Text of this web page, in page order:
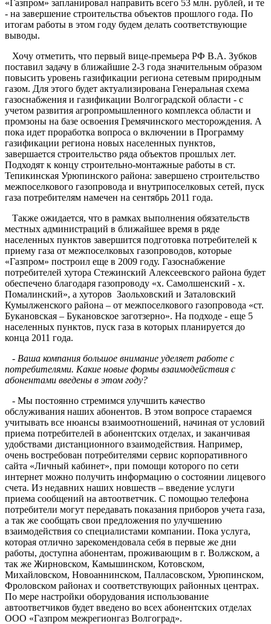
«Газпром» запланировал направить всего 53 млн. рублей, и те
- на завершение строительства объектов прошлого года. По
итогам работы в этом году будем делать соответствующие
выводы.
Хочу отметить, что первый вице-премьера РФ В.А. Зубков
поставил задачу в ближайшие 2-3 года значительным образом
повысить уровень газификации региона сетевым природным
газом. Для этого будет актуализирована Генеральная схема
газоснабжения и газификации Волгоградской области - с
учетом развития агропромышленного комплекса области и
промзоны на базе освоения Гремячинского месторождения. А
пока идет проработка вопроса о включении в Программу
газификации региона новых населенных пунктов,
завершается строительство ряда объектов прошлых лет.
Подходят к концу строительно-монтажные работы в ст.
Тепикинская Урюпинского района: завершено строительство
межпоселкового газопровода и внутрипоселковых сетей, пуск
газа потребителям намечен на сентябрь 2011 года.
Также ожидается, что в рамках выполнения обязательств
местных администраций в ближайшее время в ряде
населенных пунктов завершится подготовка потребителей к
приему газа от межпоселковых газопроводов, которые
«Газпром» построил еще в 2009 году. Газоснабжение
потребителей хутора Стежинский Алексеевского района будет
обеспечено благодаря газопроводу «х. Самолшенский - х.
Помалинский», а хуторов Заольховский и Заталовский
Кумылженского района – от межпоселкового газопровода «ст.
Букановская – Букановское заготзерно». На подходе - еще 5
населенных пунктов, пуск газа в которых планируется до
конца 2011 года.
- Ваша компания большое внимание уделяет работе с
потребителями. Какие новые формы взаимодействия с
абонентами введены в этом году?
- Мы постоянно стремимся улучшить качество
обслуживания наших абонентов. В этом вопросе стараемся
учитывать все нюансы взаимоотношений, начиная от условий
приема потребителей в абонентских отделах, и заканчивая
удобствами дистанционного взаимодействия. Например,
очень востребован потребителями сервис корпоративного
сайта «Личный кабинет», при помощи которого по сети
интернет можно получить информацию о состоянии лицевого
счета. Из недавних наших новшеств – введение услуги
приема сообщений на автоответчик. С помощью телефона
потребители могут передавать показания приборов учета газа,
а так же сообщать свои предложения по улучшению
взаимодействия со специалистами компании. Пока услуга,
которая отлично зарекомендовала себя в первые же дни
работы, доступна абонентам, проживающим в г. Волжском, а
так же Жирновском, Камышинском, Котовском,
Михайловском, Новоаннинском, Палласовском, Урюпинском,
Фроловском районах и соответствующих районных центрах.
По мере настройки оборудования использование
автоответчиков будет введено во всех абонентских отделах
ООО «Газпром межрегионгаз Волгоград».